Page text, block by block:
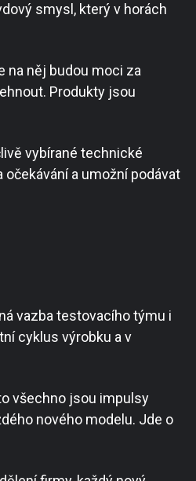
smysl, který v horách
na něj budou moci za
Produkty jsou
vybírané technické
a umožní podávat
vazba testovacího týmu i
cyklus výrobku a v
všechno jsou impulsy
nového modelu. Jde o